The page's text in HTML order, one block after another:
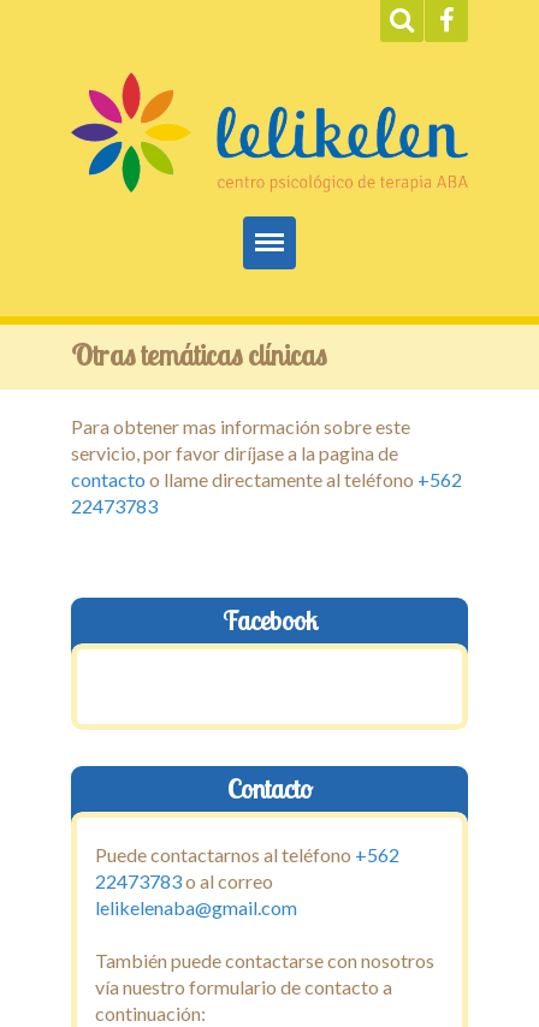
Inicio
Servicios
Terapias
Técnicas Complementarias
Galeria
Otras temáticas clínicas
Para obtener mas información sobre este
servicio, por favor diríjase a la pagina de
contacto o llame directamente al teléfono +562
22473783
Facebook
Contacto
Puede contactarnos al teléfono +562
22473783o al correo
lelikelenaba@gmail.com
También puede contactarse con nosotros
vía nuestro formulario de contacto a
continuación: